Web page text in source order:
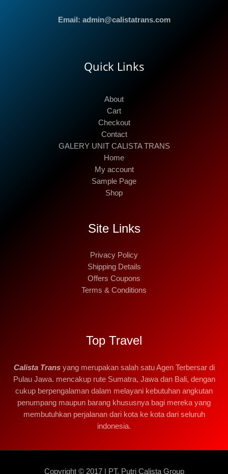
Email: admin@calistatrans.com
Quick Links
About
Cart
Checkout
Contact
GALERY UNIT CALISTA TRANS
Home
My account
Sample Page
Shop
Site Links
Privacy Policy
Shipping Details
Offers Coupons
Terms & Conditions
Top Travel
Calista Transyang merupakan salah satu Agen Terbersar di
Pulau Jawa. mencakup rute Sumatra, Jawa dan Bali, dengan
cukup berpengalaman dalam melayani kebutuhan angkutan
penumpang maupun barang khususnya bagi mereka yang
membutuhkan perjalanan dari kota ke kota dari seluruh
indonesia.
Copyright © 2017 | PT. Putri Calista Group